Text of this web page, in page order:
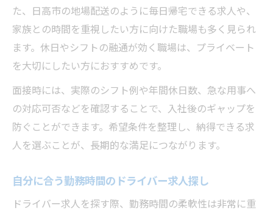
た、日高市の地場配送のように毎日帰宅できる求人や、
家族との時間を重視したい方に向けた職場も多く見られ
ます。休日やシフトの融通が効く職場は、プライベート
を大切にしたい方におすすめです。
面接時には、実際のシフト例や年間休日数、急な用事へ
の対応可否などを確認することで、入社後のギャップを
防ぐことができます。希望条件を整理し、納得できる求
人を選ぶことが、長期的な満足につながります。
自分に合う勤務時間のドライバー求人探し
ドライバー求人を探す際、勤務時間の柔軟性は非常に重